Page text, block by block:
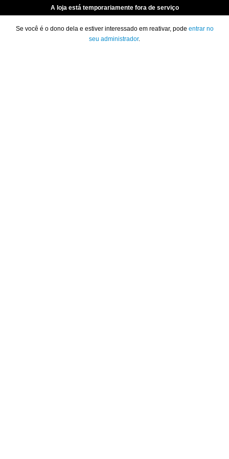
A loja está temporariamente fora de serviço
Se você é o dono dela e estiver interessado em reativar, pode entrar no
seu administrador.